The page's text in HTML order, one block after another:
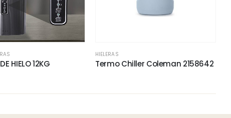
HIELO 12KG
HIELERAS
Termo Chiller Coleman 2158642